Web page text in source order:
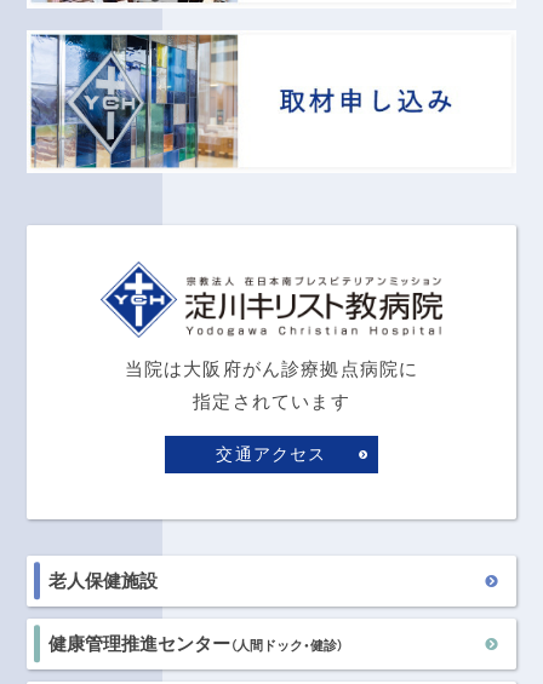
当院は大阪府がん診療拠点病院に
指定されています
交通アクセス
老人保健施設
健康管理推進センター（人間ドック・健診）